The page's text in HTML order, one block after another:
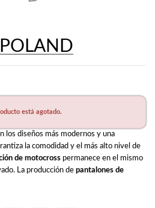
está agotado.
los diseños más modernos y una
la comodidad y el más alto nivel de
de motocross permanece en el mismo
La producción de pantalones de